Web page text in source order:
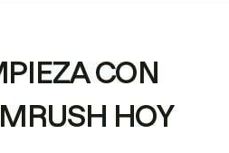
CON
HOY